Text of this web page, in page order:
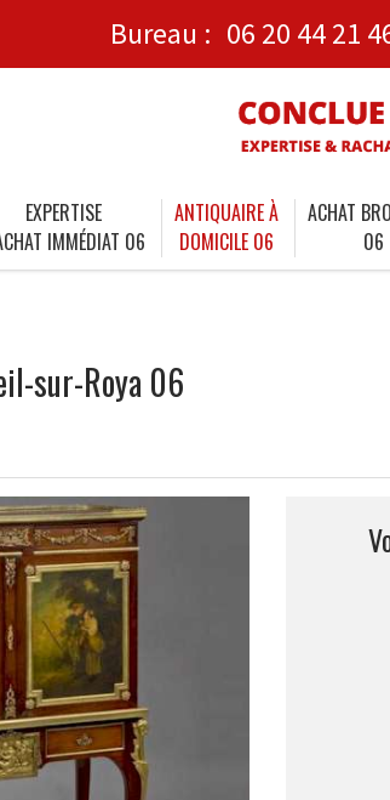
Bureau : 06 20 44 21
EXPERTISE
IMMÉDIAT 06
ANTIQUAIRE À
DOMICILE 06
ACHAT
06
sur-Roya 06